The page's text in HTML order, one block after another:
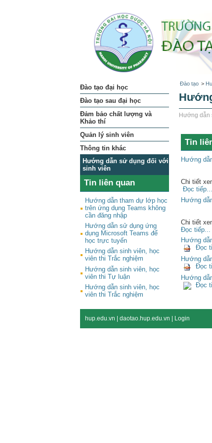
Đào tạo đại học
Đào tạo sau đại học
Đảm bảo chất lượng và
Khảo thí
Quản lý sinh viên
Thông tin khác
Hướng dẫn sử dụng đối với
sinh viên
Tin liên quan
Hướng dẫn tham dự lớp học
trên ứng dụng Teams không
cần đăng nhập
Hướng dẫn sử dụng ứng
dụng Microsoft Teams để
học trực tuyến
Hướng dẫn sinh viên, học
viên thi Trắc nghiệm
Hướng dẫn sinh viên, học
viên thi Tự luận
Hướng dẫn sinh viên, học
viên thi Trắc nghiệm
Đào tạo >
Hướng dẫn
Tin
Hướng
Chi tiết
Đọc tiếp...
Hướng
Chi tiết
Đọc tiếp...
Hướng
Đọc
Hướng
Đọc
Hướng
Đọc
hup.edu.vn | daotao.hup.edu.vn | Login